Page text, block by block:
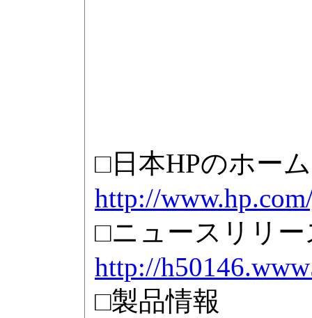
□日本HPのホー
http://
□ニュースリリー
http://
□製品情報